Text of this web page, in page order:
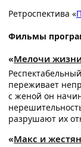
Ретроспектива «
Фильмы
«Мелочи
переживает
с женой он
разрушают их
«Макс и